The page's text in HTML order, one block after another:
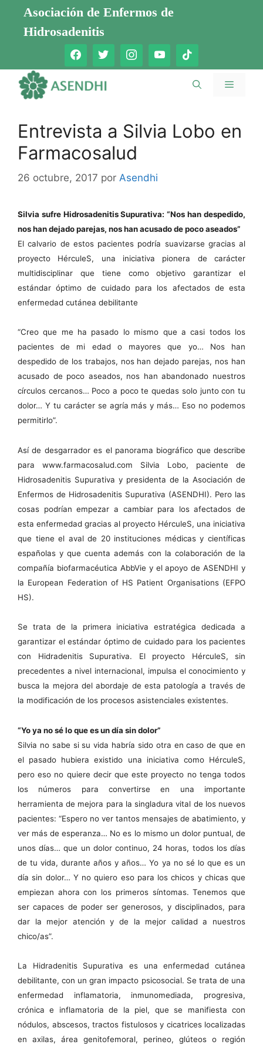
Saltar
contenido
Asociación de Enfermos de
Hidrosadenitis
Menú
Entrevista a Silvia Lobo en
Farmacosalud
26 octubre, 2017 por Asendhi
Silvia sufre Hidrosadenitis Supurativa: “Nos han despedido,
nos han dejado parejas, nos han acusado de poco aseados”
El calvario de estos pacientes podría suavizarse gracias al
proyecto HérculeS, una iniciativa pionera de carácter
multidisciplinar que tiene como objetivo garantizar el
estándar óptimo de cuidado para los afectados de esta
enfermedad cutánea debilitante
“Creo que me ha pasado lo mismo que a casi todos los
pacientes de mi edad o mayores que yo… Nos han
despedido de los trabajos, nos han dejado parejas, nos han
acusado de poco aseados, nos han abandonado nuestros
círculos cercanos… Poco a poco te quedas solo junto con tu
dolor… Y tu carácter se agría más y más… Eso no podemos
permitirlo”.
Así de desgarrador es el panorama biográfico que describe
para www.farmacosalud.com Silvia Lobo, paciente de
Hidrosadenitis Supurativa y presidenta de la Asociación de
Enfermos de Hidrosadenitis Supurativa (ASENDHI). Pero las
cosas podrían empezar a cambiar para los afectados de
esta enfermedad gracias al proyecto HérculeS, una iniciativa
que tiene el aval de 20 instituciones médicas y científicas
españolas y que cuenta además con la colaboración de la
compañía biofarmacéutica AbbVie y el apoyo de ASENDHI y
la European Federation of HS Patient Organisations (EFPO
HS).
Se trata de la primera iniciativa estratégica dedicada a
garantizar el estándar óptimo de cuidado para los pacientes
con Hidradenitis Supurativa. El proyecto HérculeS, sin
precedentes a nivel internacional, impulsa el conocimiento y
busca la mejora del abordaje de esta patología a través de
la modificación de los procesos asistenciales existentes.
“Yo ya no sé lo que es un día sin dolor”
Silvia no sabe si su vida habría sido otra en caso de que en
el pasado hubiera existido una iniciativa como HérculeS,
pero eso no quiere decir que este proyecto no tenga todos
los números para convertirse en una importante
herramienta de mejora para la singladura vital de los nuevos
pacientes: “Espero no ver tantos mensajes de abatimiento, y
ver más de esperanza… No es lo mismo un dolor puntual, de
unos días… que un dolor continuo, 24 horas, todos los días
de tu vida, durante años y años… Yo ya no sé lo que es un
día sin dolor… Y no quiero eso para los chicos y chicas que
empiezan ahora con los primeros síntomas. Tenemos que
ser capaces de poder ser generosos, y disciplinados, para
dar la mejor atención y de la mejor calidad a nuestros
chico/as”.
La Hidradenitis Supurativa es una enfermedad cutánea
debilitante, con un gran impacto psicosocial. Se trata de una
enfermedad inflamatoria, inmunomediada, progresiva,
crónica e inflamatoria de la piel, que se manifiesta con
nódulos, abscesos, tractos fistulosos y cicatrices localizadas
en axilas, área genitofemoral, perineo, glúteos o región